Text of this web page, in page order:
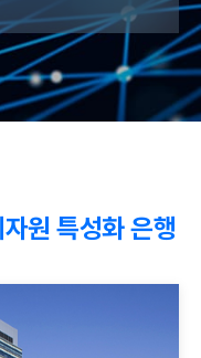
원 특성화 은행